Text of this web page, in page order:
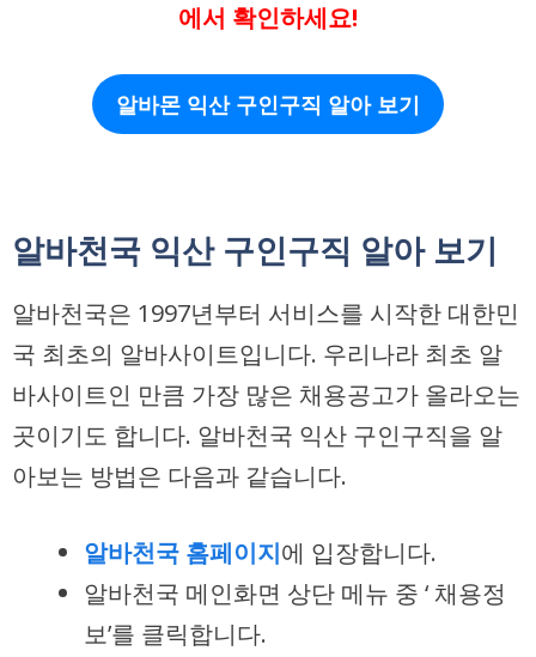
에서 확인하세요!
알바몬 익산 구인구직 알아 보기
알바천국 익산 구인구직 알아 보기
알바천국은 1997년부터 서비스를 시작한 대한민
국 최초의 알바사이트입니다. 우리나라 최초 알
바사이트인 만큼 가장 많은 채용공고가 올라오는
곳이기도 합니다. 알바천국 익산 구인구직을 알
아보는 방법은 다음과 같습니다.
알바천국 홈페이지에 입장합니다.
알바천국 메인화면 상단 메뉴 중 ‘ 채용정
보’를 클릭합니다.